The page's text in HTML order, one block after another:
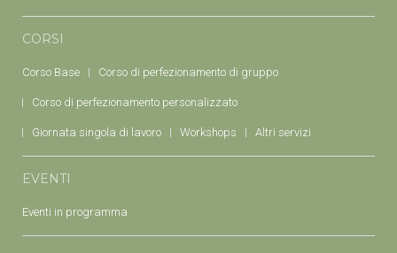
CORSI
Corso Base Corso di perfezionamento di gruppo
Corso di perfezionamento personalizzato
Giornata singola di lavoro Workshops Altri servizi
EVENTI
Eventi in programma